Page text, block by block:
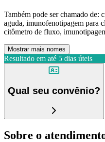
Também pode ser chamado de:
aguda, imunofenotipagem para
citômetro de fluxo,
Mostrar mais nomes
Resultado em até 5 dias úteis
Qual seu convênio?
Sobre o